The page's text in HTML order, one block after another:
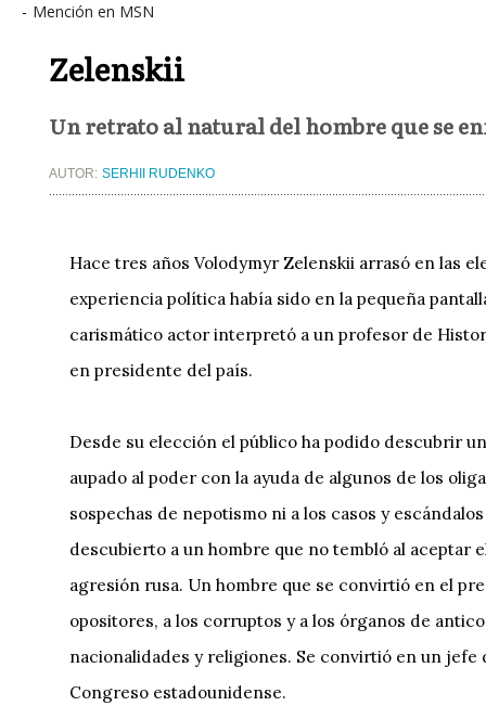
- Mención en MSN
Zelenskii
Un retrato al natural del hombre que se
AUTOR: SERHII RUDENKO
Hace tres años Volodymyr Zelenskii arrasó en las
experiencia política había sido en la pequeña
carismático actor interpretó a un profesor de
en presidente del país.
Desde su elección el público ha podido descubrir
aupado al poder con la ayuda de algunos de los
sospechas de nepotismo ni a los casos y
descubierto a un hombre que no tembló al aceptar
agresión rusa. Un hombre que se convirtió en el
opositores, a los corruptos y a los órganos de
nacionalidades y religiones. Se convirtió en un
Congreso estadounidense.